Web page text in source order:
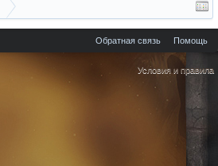
Обратная связь Помощь
Условия и правила